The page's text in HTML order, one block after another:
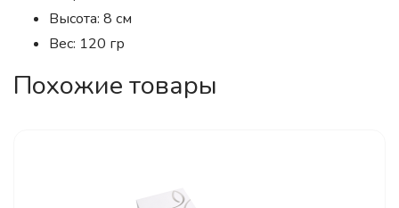
Высота: 8 см
Вес: 120 гр
Похожие товары